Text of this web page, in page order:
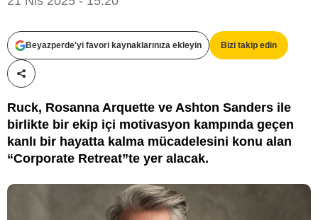
Beyazperde'yi favori kaynaklarınıza ekleyin Bizi takip edin
Paylaş!
Ruck, Rosanna Arquette ve Ashton Sanders ile
birlikte bir ekip içi motivasyon kampında geçen
kanlı bir hayatta kalma mücadelesini konu alan
“Corporate Retreat”te yer alacak.